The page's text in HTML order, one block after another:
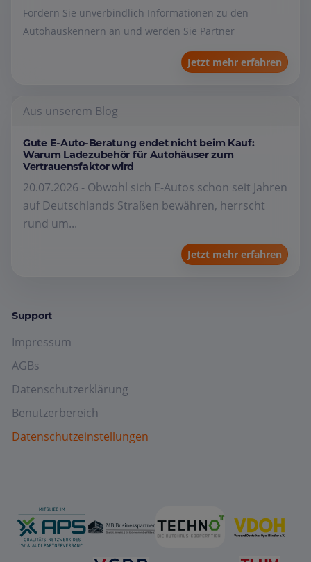
Fordern Sie unverbindlich Informationen zu den
Autohauskennern an und werden Sie Partner
Jetzt mehr erfahren
Aus unserem Blog
Gute E-Auto-Beratung endet nicht beim Kauf:
Warum Ladezubehör für Autohäuser zum
Vertrauensfaktor wird
20.07.2026 - Obwohl sich E-Autos schon seit Jahren
auf Deutschlands Straßen bewähren, herrscht
rund um...
Jetzt mehr erfahren
Support
Impressum
AGBs
Datenschutzerklärung
Benutzerbereich
Datenschutzeinstellungen